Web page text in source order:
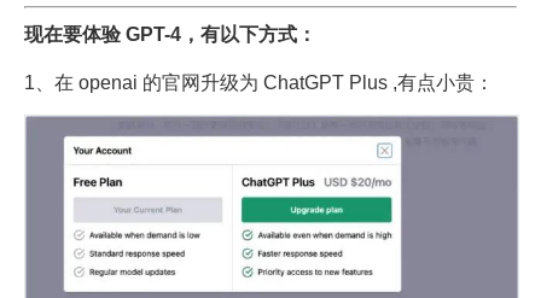
现在要体验 GPT-4，有以下方式：
1、在 openai 的官网升级为 ChatGPT Plus ,有点小贵：